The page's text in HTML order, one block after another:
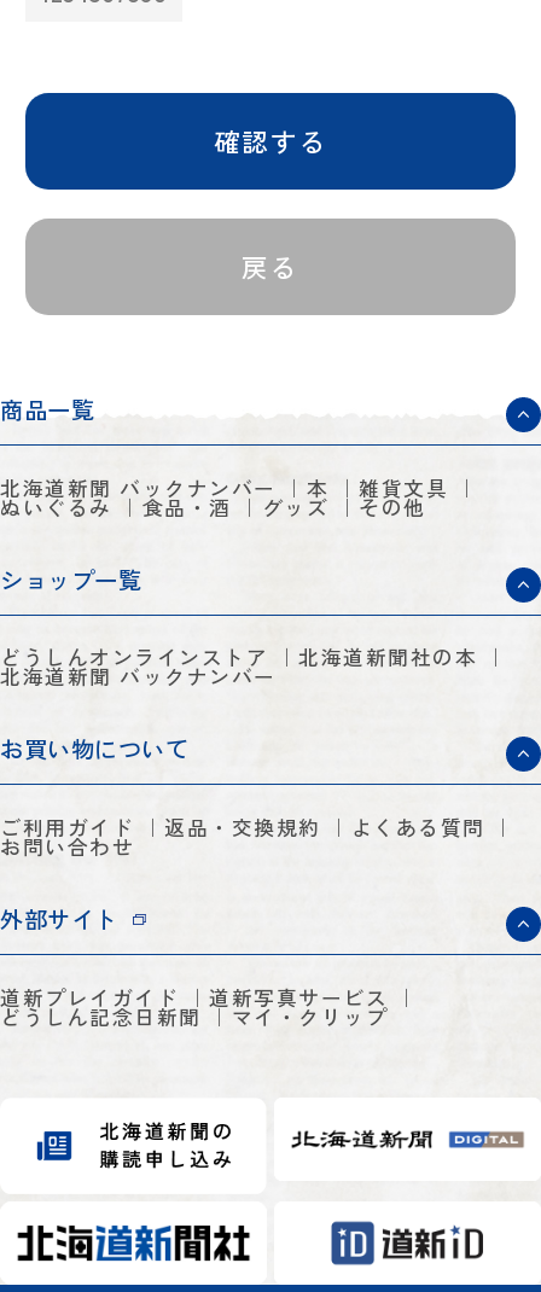
戻る
確認する
商品一覧
北海道新聞 バックナンバー 本 雑貨文具
ぬいぐるみ 食品・酒 グッズ その他
ショップ一覧
どうしんオンラインストア 北海道新聞社の本
北海道新聞 バックナンバー
お買い物について
ご利用ガイド 返品・交換規約 よくある質問
お問い合わせ
外部サイト
道新プレイガイド 道新写真サービス
どうしん記念日新聞 マイ・クリップ